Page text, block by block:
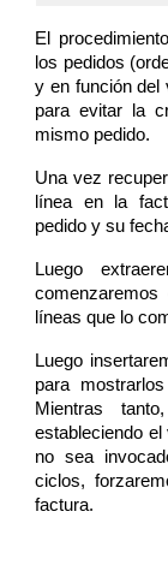
El
los pedidos
y en función del
para evitar la
mismo pedido.
Una vez
línea en la
pedido y su
Luego
líneas que lo
Luego
para
Mientras
estableciendo el
no sea
ciclos,
factura.